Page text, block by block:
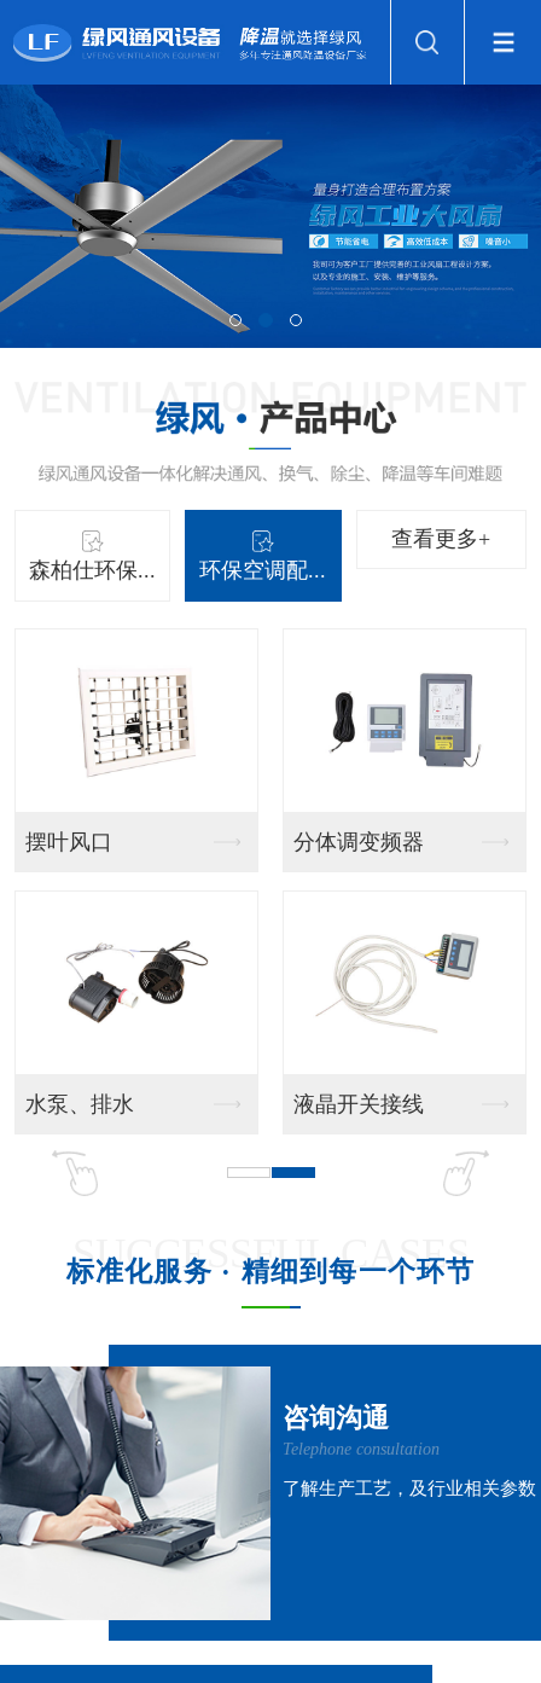
森柏仕环保... 环保空调配...
查看更多+
吊挂射流款 吊挂百叶窗款
吊挂风管机 吊柜射流款
吊柜窗式款
SUCCESSFUL CASES
标准化服务 · 精细到每一个环节
咨询沟通
Telephone consultation
了解生产工艺，及行业相关参数